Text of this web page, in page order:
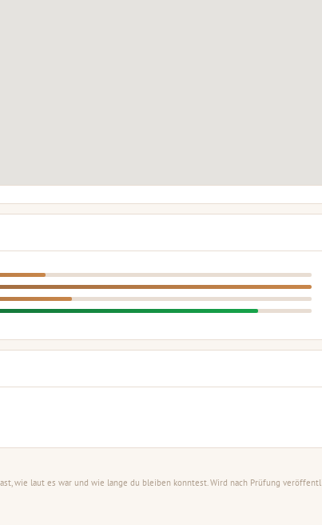
wie laut es war und wie lange du bleiben konntest. Wird nach Prüfung